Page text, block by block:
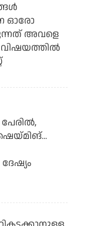
ഓരോ
അവളെ
വിഷയത്തില്‍